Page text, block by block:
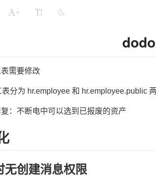
+
表需要修改
表分为 hr.employee 和 hr.employee.public
：不断电中可以选到已报废的资产
无创建消息权限